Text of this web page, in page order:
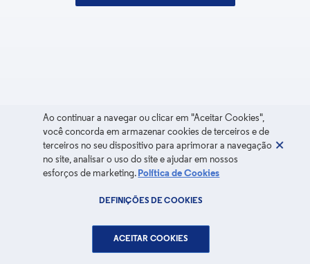
Ao continuar a navegar ou clicar em "Aceitar Cookies",
você concorda em armazenar cookies de terceiros e de
terceiros no seu dispositivo para aprimorar a navegação
no site, analisar o uso do site e ajudar em nossos
esforços de marketing. Política de Cookies
DEFINIÇÕES DE COOKIES
ACEITAR COOKIES